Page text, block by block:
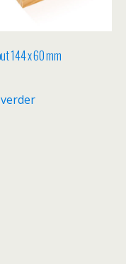
144 x 60 mm